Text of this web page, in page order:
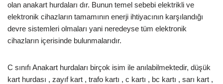
olan anakart hurdaları dır. Bunun temel sebebi elektrikli ve
elektronik cihazların tamamının enerji ihtiyacının karşılandığı
devre sistemleri olmaları yani neredeyse tüm elektronik
cihazların içerisinde bulunmalarıdır.
C sınıfı Anakart hurdaları birçok isim ile anılabilmektedir, düşük
kart hurdası , zayıf kart , trafo kartı , c kartı , bc kartı , sarı kart ,